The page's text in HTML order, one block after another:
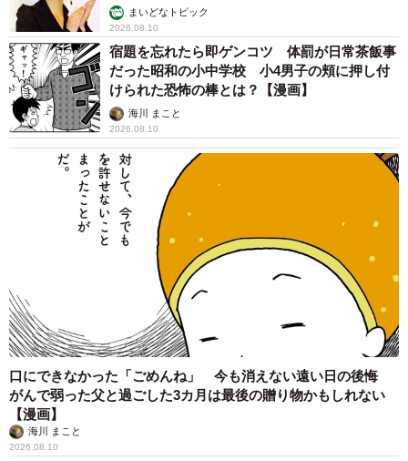
まいどなトピック
2026.08.10
宿題を忘れたら即ゲンコツ 体罰が日常茶飯事
だった昭和の小中学校 小4男子の頬に押し付
けられた恐怖の棒とは？【漫画】
海川 まこと
2026.08.10
口にできなかった「ごめんね」 今も消えない遠い日の後悔
がんで弱った父と過ごした3カ月は最後の贈り物かもしれない
【漫画】
海川 まこと
2026.08.10